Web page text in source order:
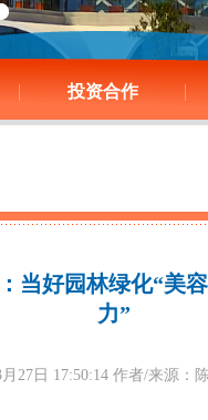
投资合作
当好园林绿化“美
力”
月27日 17:50:14 作者/来源：